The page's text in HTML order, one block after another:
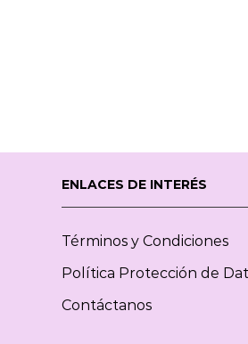
ENLACES DE INTERÉS
Términos y Condiciones
Política Protección de
Contáctanos